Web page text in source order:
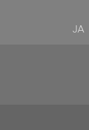
JA